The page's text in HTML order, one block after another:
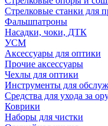
Стрелковые станки для
Фальшпатроны
Насадки, чоки, ДТК
УСМ
Аксессуары для оптики
Прочие аксессуары
Чехлы для оптики
Инструменты для
Средства для ухода за
Коврики
Наборы для чистки